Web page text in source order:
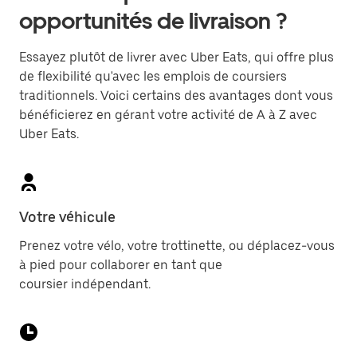
opportunités de livraison ?
Essayez plutôt de livrer avec Uber Eats, qui offre plus
de flexibilité qu'avec les emplois de coursiers
traditionnels. Voici certains des avantages dont vous
bénéficierez en gérant votre activité de A à Z avec
Uber Eats.
Votre véhicule
Prenez votre vélo, votre trottinette, ou déplacez-vous
à pied pour collaborer en tant que
coursier indépendant.